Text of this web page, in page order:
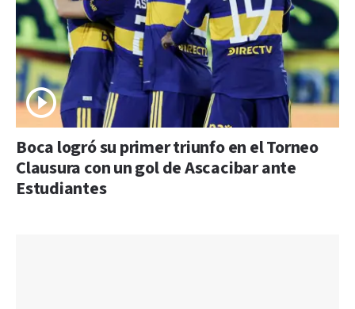
Boca logró su primer triunfo en el Torneo
Clausura con un gol de Ascacibar ante
Estudiantes